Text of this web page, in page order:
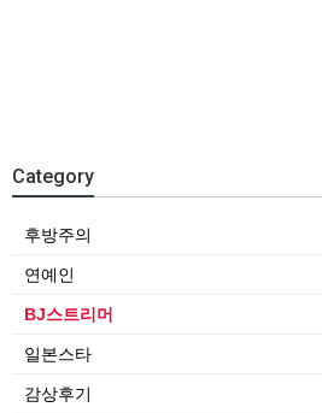
Category
후방주의
연예인
BJ스트리머
일본스타
감상후기